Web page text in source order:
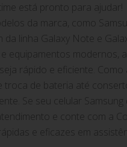
está pronto para ajudar!
da marca, como
da linha Galaxy Note e
equipamentos modernos,
rápido e eficiente. Como
de bateria até
Se seu celular
e conte com a
e eficazes em